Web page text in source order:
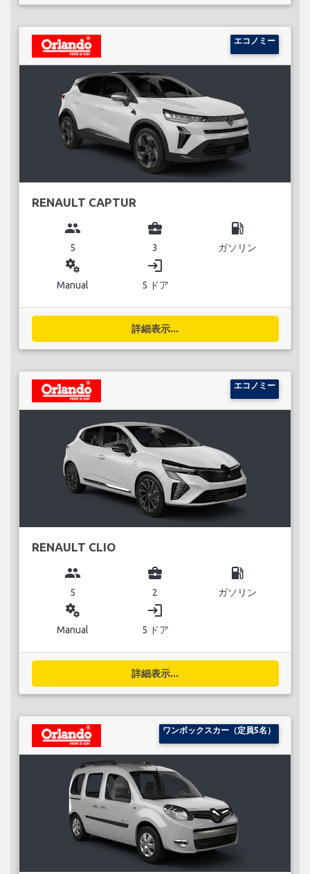
エコノミー
RENAULT CAPTUR
group
5
business_center
3
local_gas_station
ガソリン
miscellaneous_services
Manual
login
5 ドア
詳細表示...
エコノミー
RENAULT CLIO
group
5
business_center
2
local_gas_station
ガソリン
miscellaneous_services
Manual
login
5 ドア
詳細表示...
ワンボックスカー（定員5名）